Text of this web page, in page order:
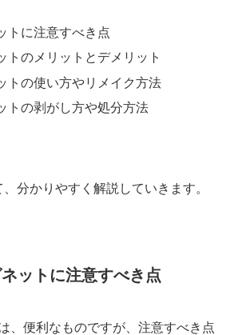
トに注意すべき点
トのメリットとデメリット
トの使い方やリメイク方法
トの剥がし方や処分方法
分かりやすく解説していきます。
ットに注意すべき点
、便利なものですが、注意すべき点